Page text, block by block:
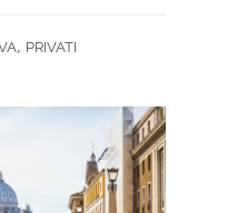
, PRIVATI